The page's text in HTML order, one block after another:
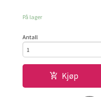
På lager
Antall
Kjøp